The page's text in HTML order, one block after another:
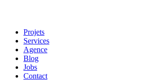
Projets
Services
Agence
Blog
Jobs
Contact